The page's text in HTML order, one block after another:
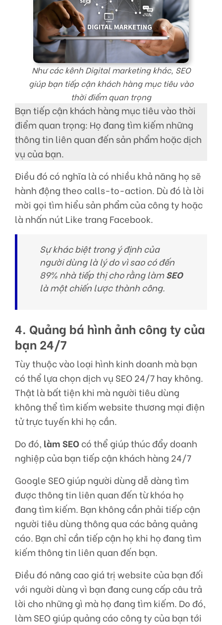
Như các kênh Digital marketing khác, SEO
giúp bạn tiếp cận khách hàng mục tiêu vào
thời điểm quan trọng
Bạn tiếp cận khách hàng mục tiêu vào thời
điểm quan trọng: Họ đang tìm kiếm những
thông tin liên quan đến sản phẩm hoặc dịch
vụ của bạn.
Điều đó có nghĩa là có nhiều khả năng họ sẽ
hành động theo calls-to-action. Dù đó là lời
mời gọi tìm hiểu sản phẩm của công ty hoặc
là nhấn nút Like trang Facebook.
Sự khác biệt trong ý định của
người dùng là lý do vì sao có đến
89% nhà tiếp thị cho rằng làmSEO
là một chiến lược thành công.
4. Quảng bá hình ảnh công ty của
bạn 24/7
Tùy thuộc vào loại hình kinh doanh mà bạn
có thể lựa chọn dịch vụ SEO 24/7 hay không.
Thật là bất tiện khi mà người tiêu dùng
không thể tìm kiếm website thương mại điện
tử trực tuyến khi họ cần.
Do đó, làm SEOcó thể giúp thúc đẩy doanh
nghiệp của bạn tiếp cận khách hàng 24/7
Google SEOgiúp người dùng dễ dàng tìm
được thông tin liên quan đến từ khóa họ
đang tìm kiếm. Bạn không cần phải tiếp cận
người tiêu dùng thông qua các bảng quảng
cáo. Bạn chỉ cần tiếp cận họ khi họ đang tìm
kiếm thông tin liên quan đến bạn.
Điều đó nâng cao giá trị website của bạn đối
với người dùng vì bạn đang cung cấp câu trả
lời cho những gì mà họ đang tìm kiếm. Do đó,
làm SEOgiúp quảng cáo công ty của bạn tới